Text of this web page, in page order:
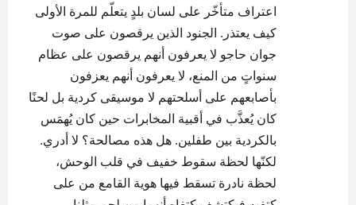
اعتراف متأخّر على لسان بلدٍ يتعلّم للمرة الأولى
كيف يعتذر. الجنود الذين يرقصون على صوت
جوان حاجو لا يعرفون أنهم يرقصون على عظام
سنواتٍ من المنع، لا يعرفون أنهم يعزفون
بأصابعهم على أسلحتهم لا موسيقى كردية بل لحنًا
كان يُعذَّب في أقبية المخابرات حين كان يُهمَس
بالكردية بين طفلين. هل هذه مصالحة؟ لا أدري.
لكنّها لحظة سقوط خفيف في قلب الوحش،
لحظة نادرة تسقط فيها هوية القامع من على